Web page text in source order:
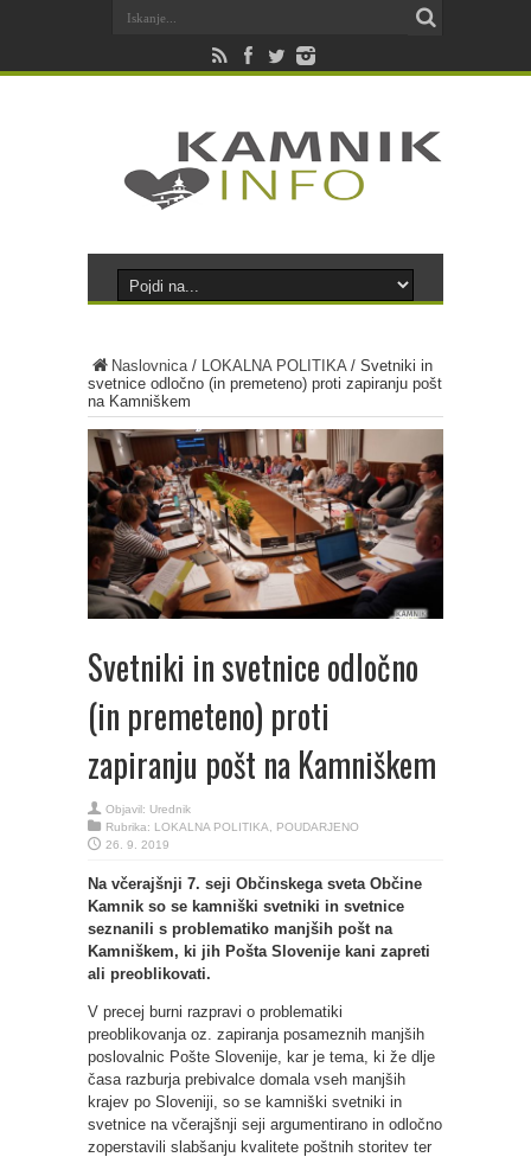
Naslovnica/ LOKALNA POLITIKA/ Svetniki in
svetnice odločno (in premeteno) proti zapiranju pošt
na Kamniškem
Svetniki in svetnice odločno
(in premeteno) proti
zapiranju pošt na Kamniškem
Objavil: Urednik
Rubrika: LOKALNA POLITIKA
POUDARJENO
26. 9. 2019
Na včerajšnji 7. seji Občinskega sveta Občine
Kamnik so se kamniški svetniki in svetnice
seznanili s problematiko manjših pošt na
Kamniškem, ki jih Pošta Slovenije kani zapreti
ali preoblikovati.
V precej burni razpravi o problematiki
preoblikovanja oz. zapiranja posameznih manjših
poslovalnic Pošte Slovenije, kar je tema, ki že dlje
časa razburja prebivalce domala vseh manjših
krajev po Sloveniji, so se kamniški svetniki in
svetnice na včerajšnji seji argumentirano in odločno
zoperstavili slabšanju kvalitete poštnih storitev ter